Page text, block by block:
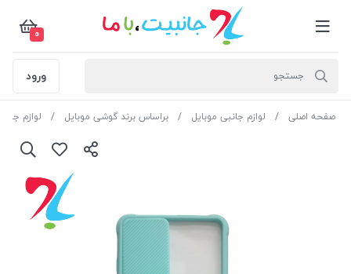
0
ورود
صفحه اصلی لوازم جانبی موبایل براساس برند گوشی موبایل لوازم